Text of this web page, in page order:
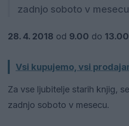
zadnjo soboto v
28. 4. 2018 od 9.00 do 13.00
Vsi kupujemo, vsi
Za vse ljubitelje starih knjig,
zadnjo soboto v mesecu.